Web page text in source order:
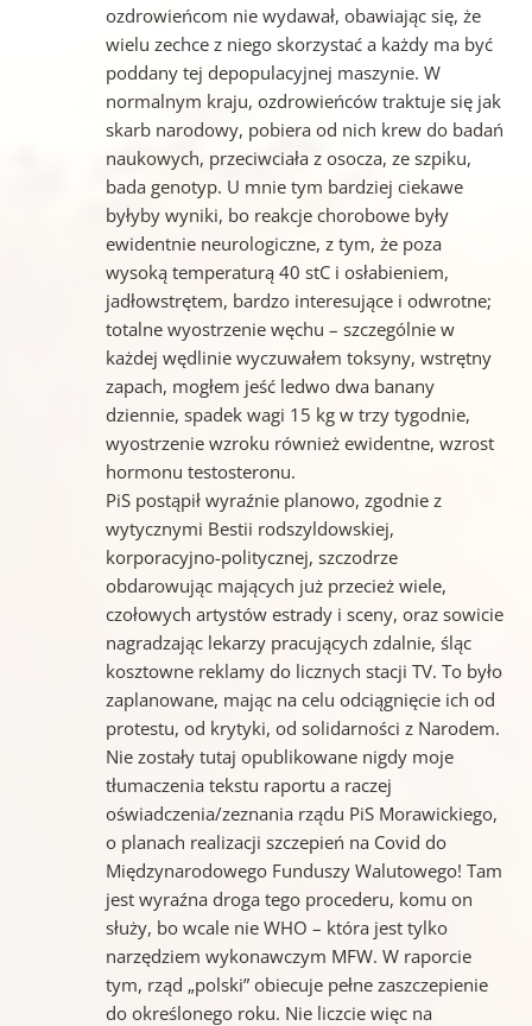
ozdrowieńcom nie wydawał, obawiając się, że
wielu zechce z niego skorzystać a każdy ma być
poddany tej depopulacyjnej maszynie. W
normalnym kraju, ozdrowieńców traktuje się jak
skarb narodowy, pobiera od nich krew do badań
naukowych, przeciwciała z osocza, ze szpiku,
bada genotyp. U mnie tym bardziej ciekawe
byłyby wyniki, bo reakcje chorobowe były
ewidentnie neurologiczne, z tym, że poza
wysoką temperaturą 40 stC i osłabieniem,
jadłowstrętem, bardzo interesujące i odwrotne;
totalne wyostrzenie węchu – szczególnie w
każdej wędlinie wyczuwałem toksyny, wstrętny
zapach, mogłem jeść ledwo dwa banany
dziennie, spadek wagi 15 kg w trzy tygodnie,
wyostrzenie wzroku również ewidentne, wzrost
hormonu testosteronu.
PiS postąpił wyraźnie planowo, zgodnie z
wytycznymi Bestii rodszyldowskiej,
korporacyjno-politycznej, szczodrze
obdarowując mających już przecież wiele,
czołowych artystów estrady i sceny, oraz sowicie
nagradzając lekarzy pracujących zdalnie, śląc
kosztowne reklamy do licznych stacji TV. To było
zaplanowane, mając na celu odciągnięcie ich od
protestu, od krytyki, od solidarności z Narodem.
Nie zostały tutaj opublikowane nigdy moje
tłumaczenia tekstu raportu a raczej
oświadczenia/zeznania rządu PiS Morawickiego,
o planach realizacji szczepień na Covid do
Międzynarodowego Funduszy Walutowego! Tam
jest wyraźna droga tego procederu, komu on
służy, bo wcale nie WHO – która jest tylko
narzędziem wykonawczym MFW. W raporcie
tym, rząd „polski” obiecuje pełne zaszczepienie
do określonego roku. Nie liczcie więc na